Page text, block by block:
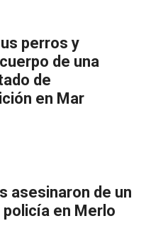
perros y
de una
de
en Mar
asesinaron de un
policía en Merlo